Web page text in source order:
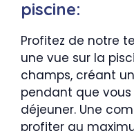
piscine:
Profitez de notre
une vue sur la
champs, créant
pendant que
déjeuner. Une
profiter au